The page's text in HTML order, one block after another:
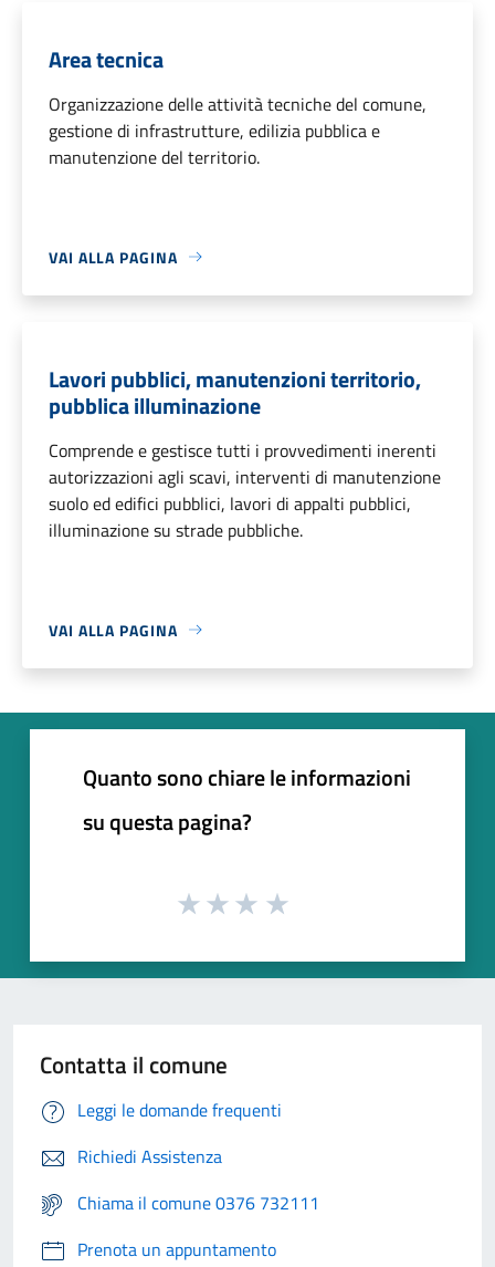
Area tecnica
Organizzazione delle attività tecniche del comune,
gestione di infrastrutture, edilizia pubblica e
manutenzione del territorio.
VAI ALLA PAGINA
Lavori pubblici, manutenzioni territorio,
pubblica illuminazione
Comprende e gestisce tutti i provvedimenti inerenti
autorizzazioni agli scavi, interventi di manutenzione
suolo ed edifici pubblici, lavori di appalti pubblici,
illuminazione su strade pubbliche.
VAI ALLA PAGINA
Quanto sono chiare le informazioni
su questa pagina?
Contatta il comune
Leggi le domande frequenti
Richiedi Assistenza
Chiama il comune 0376 732111
Prenota un appuntamento